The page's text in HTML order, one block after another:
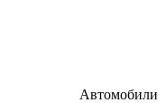
Автомобили